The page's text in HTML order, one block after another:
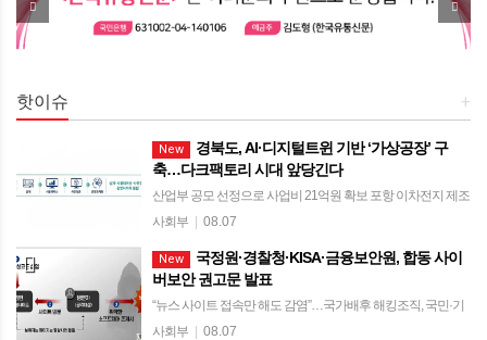
+
핫이슈
New
경북도, AI·디지털트윈 기반 ‘가상공장’ 구
축…다크팩토리 시대 앞당긴다
산업부 공모 선정으로 사업비 21억원 확보 포항 이차전지 제조
현장에서 공장 통합 설계·사전검증 기술 실증 공장 구축 기간·
통신문= 김도형 기자] 경상북도가 …
사회부 | 08.07
New
국정원·경찰청·KISA·금융보안원, 합동 사이
버보안 권고문 발표
“뉴스 사이트 접속만 해도 감염”…국가배후 해킹조직, 국민·기
업 노린 공격 고도화 이력서·채용 제안 위장 피싱메일과 ‘워터
사회부 | 08.07